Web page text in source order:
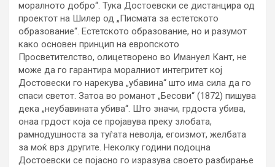
моралното добро“. Тука Достоевски се дистанцира од
проектот на Шилер од „Писмата за естетското
образование“. Естетското образование, но и разумот
како основен принцип на европското
Просветителство, олицетворено во Имануел Кант, не
може да го гарантира моралниот интегритет кој
Достовески го нарекува „убавина“ што има сила да го
спаси светот. Затоа во романот „Бесови“ (1872) пишува
дека „неубавината убива“. Што значи, грдоста убива,
онаа грдост која се пројавува преку злобата,
рамнодушноста за туѓата неволја, егоизмот, желбата
за моќ врз другите. Неколку години подоцна
Достоевски се појасно го изразува своето разбирање